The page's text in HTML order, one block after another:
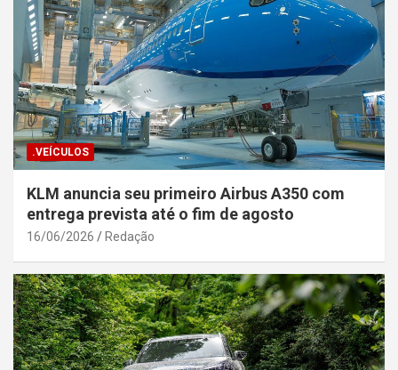
.VEÍCULOS
KLM anuncia seu primeiro Airbus A350 com
entrega prevista até o fim de agosto
16/06/2026 Redação